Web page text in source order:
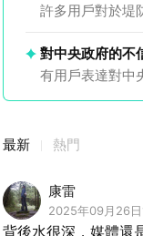
許多用戶對於堤
對中央政府的不
有用戶表達對中
最新 熱門
康雷
2025年09月26
背後水很深，媒體還